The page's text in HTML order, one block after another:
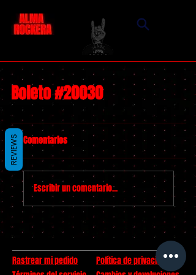
Boleto #20030
Comentarios
Escribir un comentario...
Rastrear mi pedido
Política de privacidad
REVIEWS